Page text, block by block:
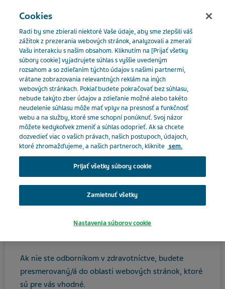
Ste odborný pracovník v
zdravotníctve?
Na prístup do tejto časti musíte byť pracovníkom v
zdravotníctve, pretože materiály obsiahnuté v tejto
oblasti sú určené špeciálne pre odborníkov.
Klepnutím na príslušné tlačidlo nižšie potvrďte, že
Ak nie ste odborníkom v zdravotníctve, budete
presmerovaný/á do oblasti webových stránok, ktoré
sú pre vás vhodné.
Slovakia Naše produkty Katalóg produktov
Ramipril
Actavis 2,5mg
Ramipril Actavis 2,5mg
LIEČIVÁ S ÚČINKOM NA RENÍN-ANGIOTENZÍNOVÝ SYSTÉM
Predpis:
Tlačiť / Uložiť ako PDF
Cookies
Radi by sme zbierali niektoré Vaše údaje, aby sme zlepšili váš
zážitok z prezerania webových stránok, analyzovali a zmerali
Vašu interakciu s naším obsahom. Kliknutím na [Prijať všetky
súbory cookie] vyjadrujete súhlas s vyššie uvedeným
rozsahom a so zdieľaním týchto údajov s našimi partnermi,
vrátane zobrazovania relevantných reklám na iných
webových stránkach. Pokiaľ budete pokračovať bez súhlasu,
nebude takýto zber údajov a zdieľanie možné alebo takéto
neudelenie súhlasu môže mať vplyv na presnosť a funkčnosť
webu a na služby, ktoré sme schopní ponúknuť. Svoj názor
môžete kedykoľvek zmeniť a súhlas odoprieť. Ak sa chcete
dozvedieť viac o vašich právach, našich postupoch, údajoch,
ktoré zhromažďujeme, a našich partneroch, kliknite sem.
Prijať všetky súbory cookie
Zamietnuť všetky
Nastavenia súborov cookie